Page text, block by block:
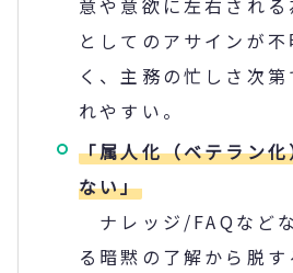
としてのアサインが
く、主務の忙しさ次
れやすい。
「属人化（ベテラン
ない」
ナレッジ/FAQなど
る暗黙の了解から脱